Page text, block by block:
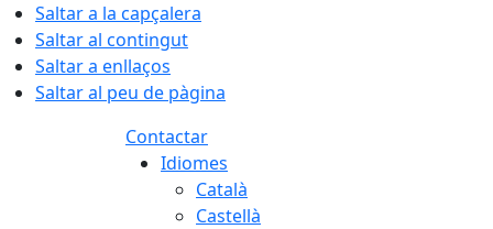
Saltar a la capçalera
Saltar al contingut
Saltar a enllaços
Saltar al peu de pàgina
Contactar
Idiomes
Català
Castellà